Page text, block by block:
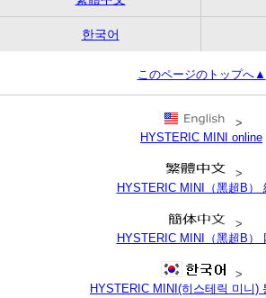
한국어
このページのトップへ▲
>
HYSTERIC MINI online
>
HYSTERIC MINI（黑超B）
>
HYSTERIC MINI（黑超B）
>
HYSTERIC MINI(히스테릭 미니)